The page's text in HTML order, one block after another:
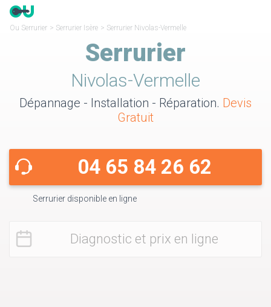
Ou Serrurier > Serrurier Isère > Serrurier Nivolas-Vermelle
Serrurier
Nivolas-Vermelle
Dépannage - Installation - Réparation. Devis
Gratuit
04 65 84 26 62
Serrurier disponible en ligne
Diagnostic et prix en ligne